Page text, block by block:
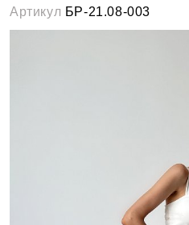
Артикул БР-21.08-003